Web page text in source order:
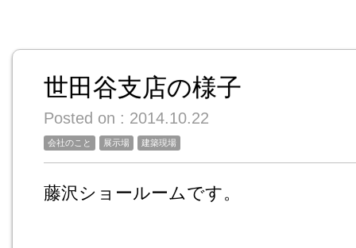
世田谷支店の様子
Posted on : 2014.10.22
会社のこと 展示場 建築現場
藤沢ショールームです。